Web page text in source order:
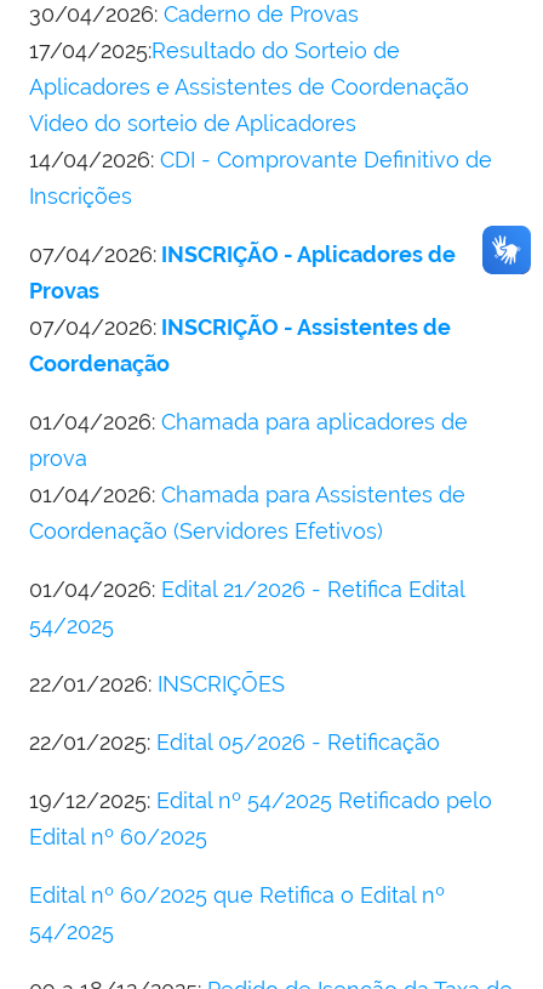
30/04/2026: Caderno de Provas
17/04/2025:Resultado do Sorteio de
Aplicadores e Assistentes de Coordenação
Video do sorteio de Aplicadores
14/04/2026: CDI - Comprovante Definitivo de
Inscrições
07/04/2026: INSCRIÇÃO - Aplicadores de
Provas
07/04/2026: INSCRIÇÃO - Assistentes de
Coordenação
01/04/2026: Chamada para aplicadores de
prova
01/04/2026: Chamada para Assistentes de
Coordenação (Servidores Efetivos)
01/04/2026: Edital 21/2026 - Retifica Edital
54/2025
22/01/2026: INSCRIÇÕES
22/01/2025: Edital 05/2026 - Retificação
19/12/2025: Edital nº 54/2025 Retificado pelo
Edital nº 60/2025
Edital nº 60/2025 que Retifica o Edital nº
54/2025